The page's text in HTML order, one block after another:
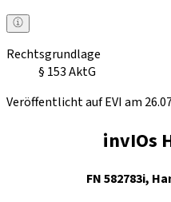
Rechtsgrundlage
§ 153 AktG
Veröffentlicht auf EVI am
invIOs
FN 582783i,